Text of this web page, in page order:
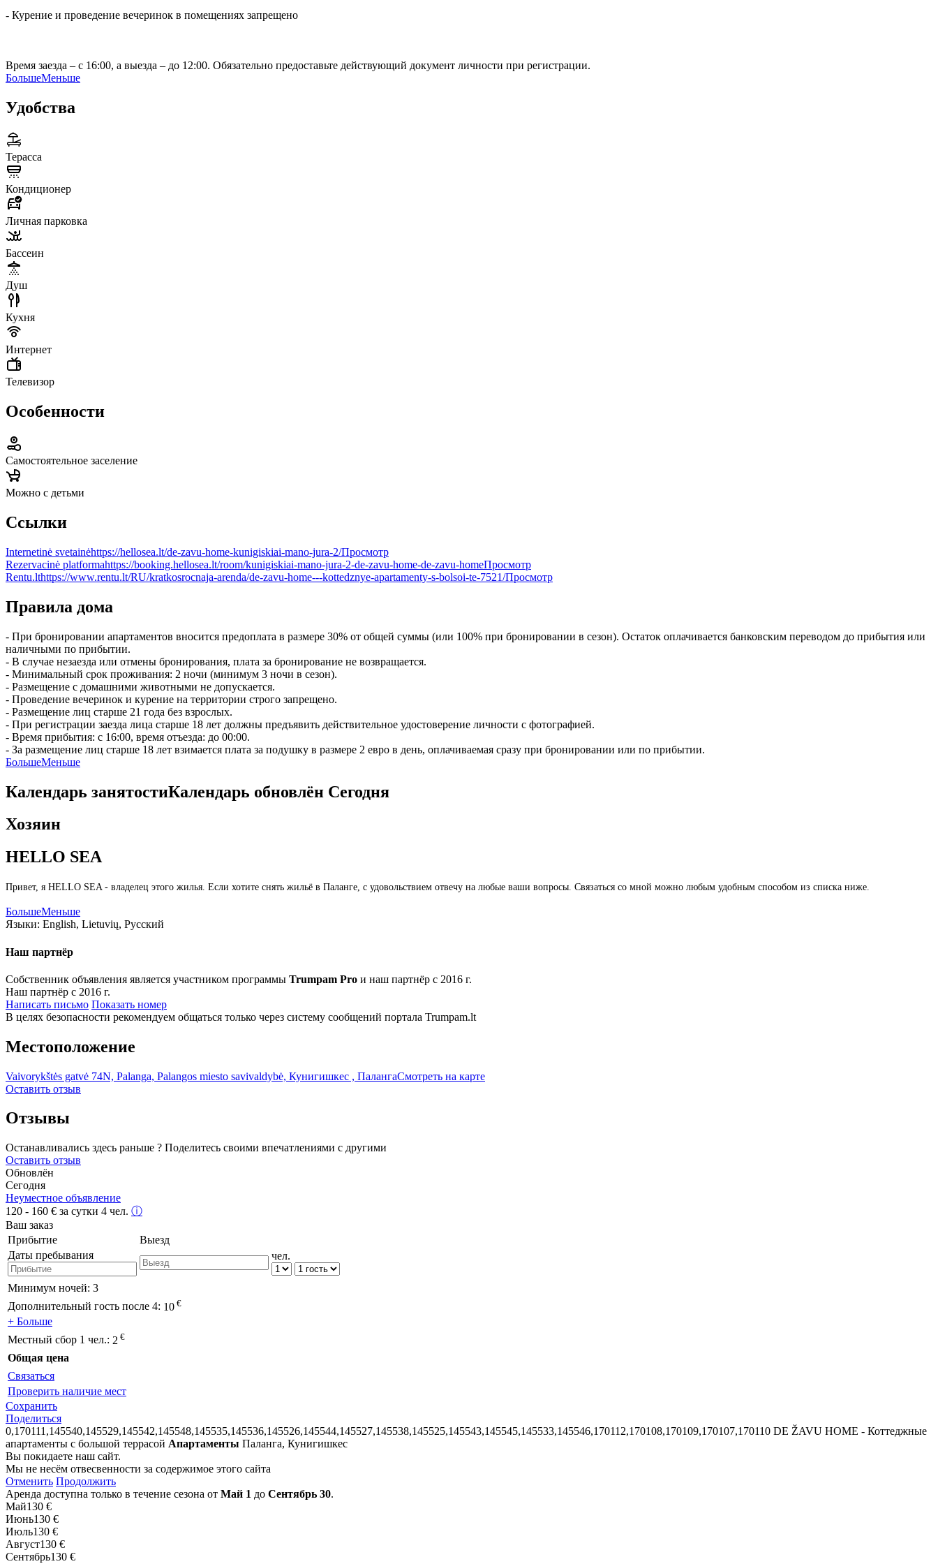
- Курение и проведение вечеринок в помещениях запрещено
Время заезда – с 16:00, а выезда – до 12:00. Обязательно предоставьте действующий документ личности при регистрации.
БольшеМеньше
Удобства
Терасса
Кондиционер
Личная парковка
Бассеин
Душ
Кухня
Интернет
Телевизор
Особенности
Самостоятельное заселение
Можно с детьми
Ссылки
Internetinė svetainėhttps://hellosea.lt/de-zavu-home-kunigiskiai-mano-jura-2/Просмотр
Rezervacinė platformahttps://booking.hellosea.lt/room/kunigiskiai-mano-jura-2-de-zavu-home-de-zavu-homeПросмотр
Rentu.lthttps://www.rentu.lt/RU/kratkosrocnaja-arenda/de-zavu-home---kottedznye-apartamenty-s-bolsoi-te-7521/Просмотр
Правила дома
- При бронировании апартаментов вносится предоплата в размере 30% от общей суммы (или 100% при бронировании в сезон). Остаток оплачивается банковским переводом до прибытия или
наличными по прибытии.
- В случае незаезда или отмены бронирования, плата за бронирование не возвращается.
- Минимальный срок проживания: 2 ночи (минимум 3 ночи в сезон).
- Размещение с домашними животными не допускается.
- Проведение вечеринок и курение на территории строго запрещено.
- Размещение лиц старше 21 года без взрослых.
- При регистрации заезда лица старше 18 лет должны предъявить действительное удостоверение личности с фотографией.
- Время прибытия: с 16:00, время отъезда: до 00:00.
- За размещение лиц старше 18 лет взимается плата за подушку в размере 2 евро в день, оплачиваемая сразу при бронировании или по прибытии.
БольшеМеньше
Календарь занятостиКалендарь обновлён Сегодня
Хозяин
HELLO SEA
Привет, я HELLO SEA - владелец этого жилья. Если хотите снять жильё в Паланге, с удовольствием отвечу на любые ваши вопросы. Связаться со мной можно любым удобным способом из списка ниже.
БольшеМеньше
Языки: English, Lietuvių, Русский
Наш партнёр
Собственник объявления является участником программы Trumpam Pro и наш партнёр с 2016 г.
Наш партнёр с 2016 г.
Написать письмо Показать номер
В целях безопасности рекомендуем общаться только через систему сообщений портала Trumpam.lt
Местоположение
Vaivorykštės gatvė 74N, Palanga, Palangos miesto savivaldybė, Кунигишкес , ПалангаСмотреть на карте
Оставить отзыв
Отзывы
Останавливались здесь раньше ? Поделитесь своими впечатлениями с другими
Оставить отзыв
Обновлён
Сегодня
Неуместное объявление
120 - 160 € за сутки 4 чел. ⓘ
Ваш заказ
Прибытие
Выезд
Даты пребывания
чел.
Минимум ночей: 3
Дополнительный гость после 4: 10 €
+ Больше
Местный сбор 1 чел.: 2 €
Общая цена
Связаться
Проверить наличие мест
Сохранить
Поделиться
0,170111,145540,145529,145542,145548,145535,145536,145526,145544,145527,145538,145525,145543,145545,145533,145546,170112,170108,170109,170107,170110 DE ŽAVU HOME - Коттеджные
апартаменты с большой террасой Апартаменты Паланга, Кунигишкес
Вы покидаете наш сайт.
Мы не несём отвесвенности за содержимое этого сайта
Отменить Продолжить
Аренда доступна только в течение сезона от Май 1 до Сентябрь 30.
Май130 €
Июнь130 €
Июль130 €
Август130 €
Сентябрь130 €